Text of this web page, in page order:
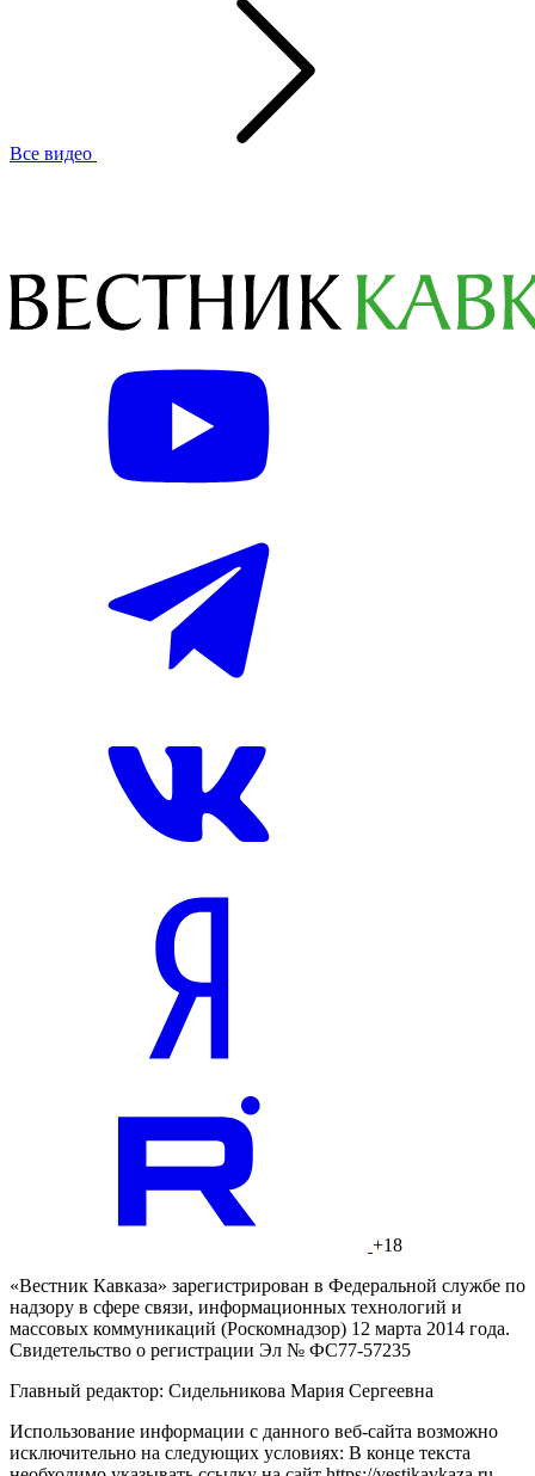
Все видео
+18
«Вестник Кавказа» зарегистрирован в Федеральной службе по
надзору в сфере связи, информационных технологий и
массовых коммуникаций (Роскомнадзор) 12 марта 2014 года.
Свидетельство о регистрации Эл № ФС77-57235
Главный редактор: Сидельникова Мария Сергеевна
Использование информации с данного веб-сайта возможно
исключительно на следующих условиях: В конце текста